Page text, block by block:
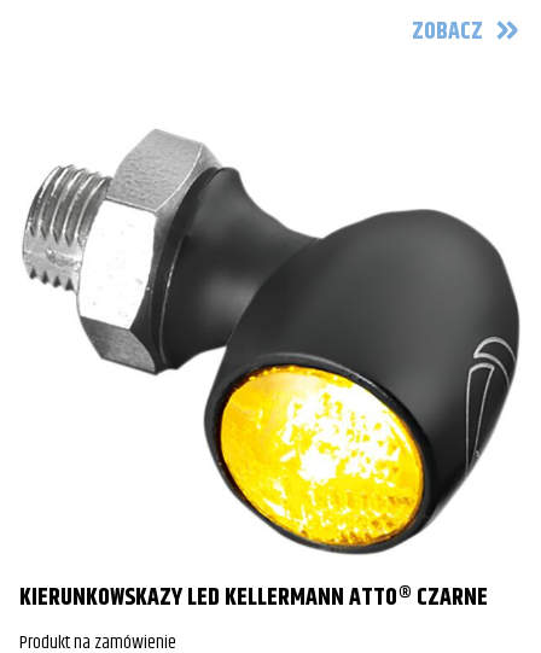
ZOBACZ
KIERUNKOWSKAZY LED KELLERMANN ATTO® CZARNE
Produkt na zamówienie